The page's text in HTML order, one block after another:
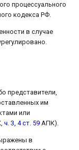
процессуального
кодекса РФ.
в случае
представители,
им
или
ч. 3, 4 ст. 59 АПК).
в